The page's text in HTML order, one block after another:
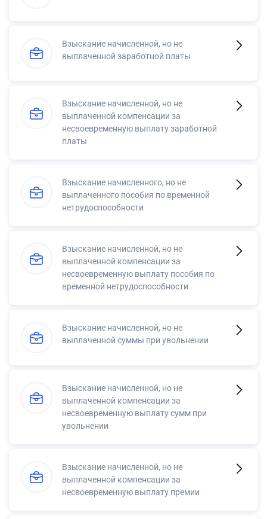
Взыскание начисленной, но не
выплаченной заработной платы
Взыскание начисленной, но не
выплаченной компенсации за
несвоевременную выплату заработной
платы
Взыскание начисленного, но не
выплаченного пособия по временной
нетрудоспособности
Взыскание начисленной, но не
выплаченной компенсации за
несвоевременную выплату пособия по
временной нетрудоспособности
Взыскание начисленной, но не
выплаченной суммы при увольнении
Взыскание начисленной, но не
выплаченной компенсации за
несвоевременную выплату сумм при
увольнении
Взыскание начисленной, но не
выплаченной компенсации за
несвоевременную выплату премии